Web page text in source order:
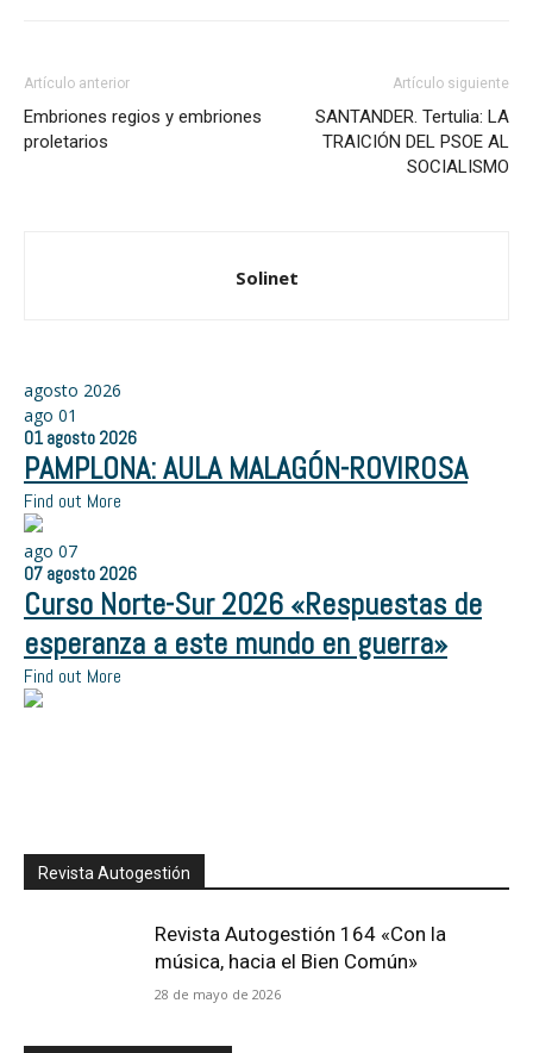
Artículo anterior
Embriones regios y embriones
proletarios
Artículo siguiente
SANTANDER. Tertulia: LA
TRAICIÓN DEL PSOE AL
SOCIALISMO
Solinet
agosto 2026
ago 01
01 agosto 2026
PAMPLONA: AULA MALAGÓN-ROVIROSA
Find out More
ago 07
07 agosto 2026
Curso Norte-Sur 2026 «Respuestas de
esperanza a este mundo en guerra»
Find out More
Revista Autogestión
Revista Autogestión 164 «Con la
música, hacia el Bien Común»
28 de mayo de 2026